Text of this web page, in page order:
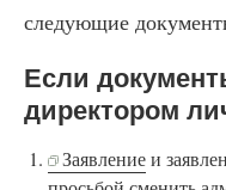
следующие
Если
директором
Заявлениеи